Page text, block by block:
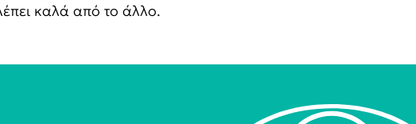
καλά από το άλλο.